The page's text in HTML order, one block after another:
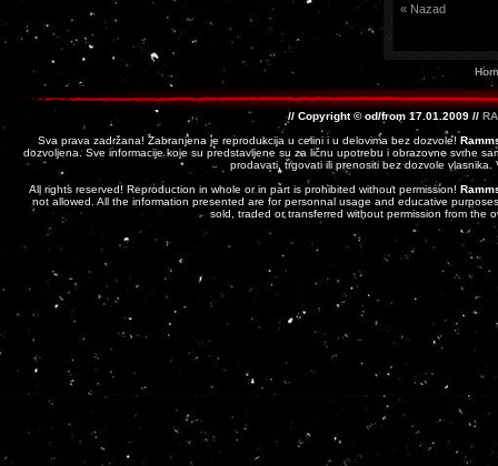
« Nazad
// Copyright © od/from 17.01.2009 //
Sva prava zadržana! Zabranjena je reprodukcija u celini i u delovima bez dozvole!
dozvoljena. Sve informacije koje su predstavljene su za ličnu upotrebu i obrazovne svrhe
prodavati, trgovati ili prenositi bez dozvole
All rights reserved! Reproduction in whole or in part is prohibited without permission!
not allowed. All the information presented are for personnal usage and educative
sold, traded or transferred without permission from the